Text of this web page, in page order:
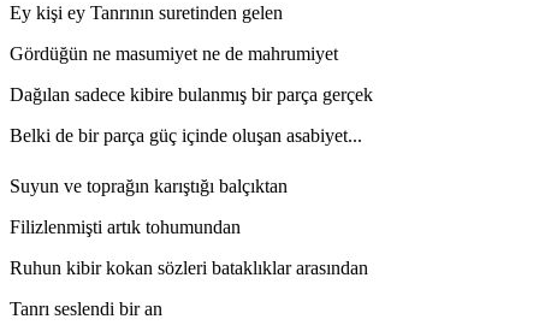
Ey kişi ey Tanrının suretinden gelen
Gördüğün ne masumiyet ne de mahrumiyet
Dağılan sadece kibire bulanmış bir parça gerçek
Belki de bir parça güç içinde oluşan asabiyet...
Suyun ve toprağın karıştığı balçıktan
Filizlenmişti artık tohumundan
Ruhun kibir kokan sözleri bataklıklar arasından
Tanrı seslendi bir an